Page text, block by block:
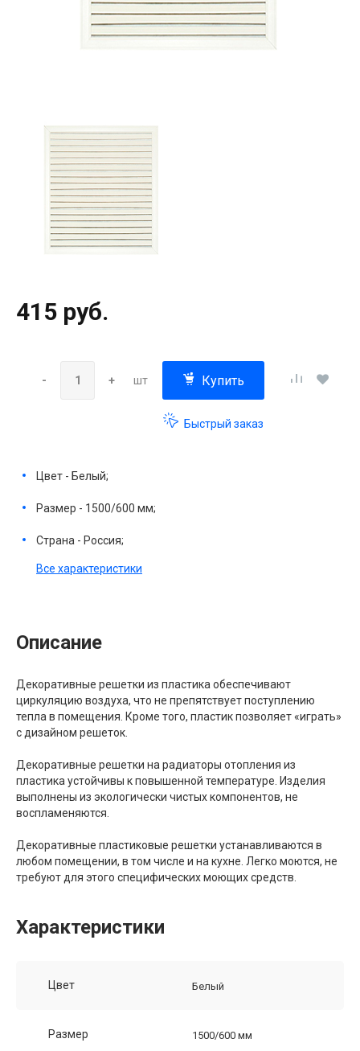
415 руб.
- + шт Купить
Быстрый заказ
Цвет - Белый;
Размер - 1500/600 мм;
Страна - Россия;
Все характеристики
Описание
Декоративные решетки из пластика обеспечивают
циркуляцию воздуха, что не препятствует поступлению
тепла в помещения. Кроме того, пластик позволяет «играть»
с дизайном решеток.
Декоративные решетки на радиаторы отопления из
пластика устойчивы к повышенной температуре. Изделия
выполнены из экологически чистых компонентов, не
воспламеняются.
Декоративные пластиковые решетки устанавливаются в
любом помещении, в том числе и на кухне. Легко моются, не
требуют для этого специфических моющих средств.
Характеристики
Цвет Белый
Размер 1500/600 мм